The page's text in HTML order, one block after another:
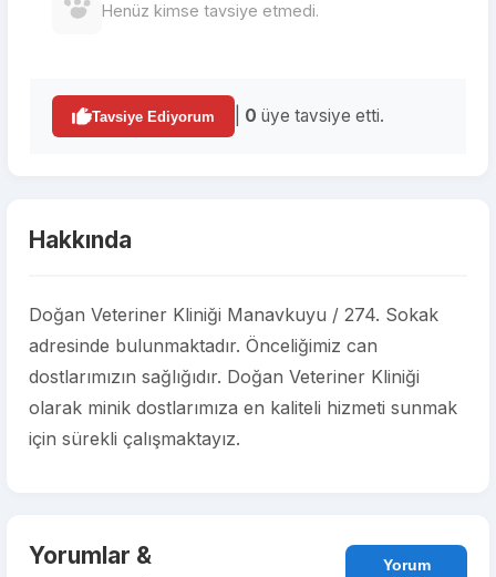
Henüz kimse tavsiye etmedi.
Tavsiye Ediyorum 0 üye tavsiye etti.
Hakkında
Doğan Veteriner Kliniği Manavkuyu / 274. Sokak
adresinde bulunmaktadır. Önceliğimiz can
dostlarımızın sağlığıdır. Doğan Veteriner Kliniği
olarak minik dostlarımıza en kaliteli hizmeti sunmak
için sürekli çalışmaktayız.
Yorumlar &
Yorum